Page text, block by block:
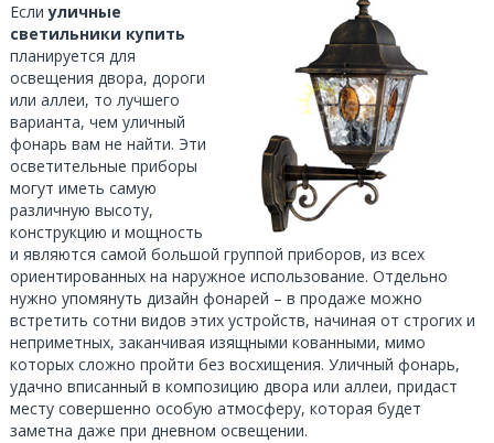
Еслиуличные
светильники купить
планируется для
освещения двора, дороги
или аллеи, то лучшего
варианта, чем уличный
фонарь вам не найти. Эти
осветительные приборы
могут иметь самую
различную высоту,
конструкцию и мощность
и являются самой большой группой приборов, из всех
ориентированных на наружное использование. Отдельно
нужно упомянуть дизайн фонарей – в продаже можно
встретить сотни видов этих устройств, начиная от строгих и
неприметных, заканчивая изящными кованными, мимо
которых сложно пройти без восхищения. Уличный фонарь,
удачно вписанный в композицию двора или аллеи, придаст
месту совершенно особую атмосферу, которая будет
заметна даже при дневном освещении.